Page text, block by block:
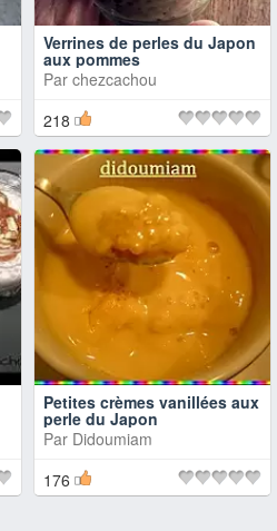
Verrines de perles du Japon
aux pommes
Par chezcachou
218
Petites crèmes vanillées aux
perle du Japon
Par Didoumiam
176